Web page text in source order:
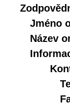
Jméno
Název